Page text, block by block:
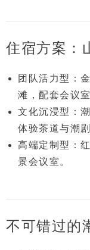
住宿方案：
团队活力型 ：
滩，配套会议
文化沉浸型 ：
体验茶道与潮剧
高端定制型 ：
景会议室。
不可错过的